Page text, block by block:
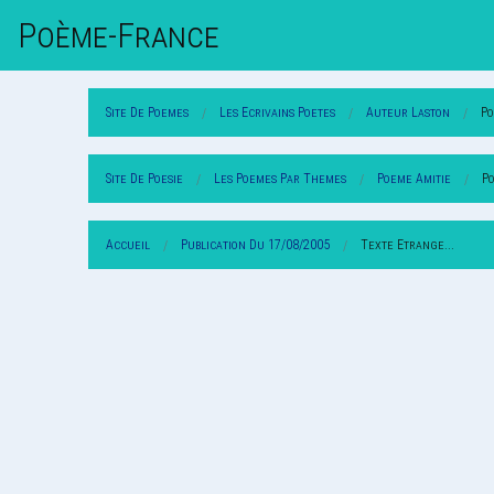
Poème-FrAnce
Site De Poemes Les Ecrivains Poetes Auteur Laston
Site De Poesie Les Poemes Par Themes Poeme Amitie
Accueil Publication Du 17/08/2005 Texte Etrange...